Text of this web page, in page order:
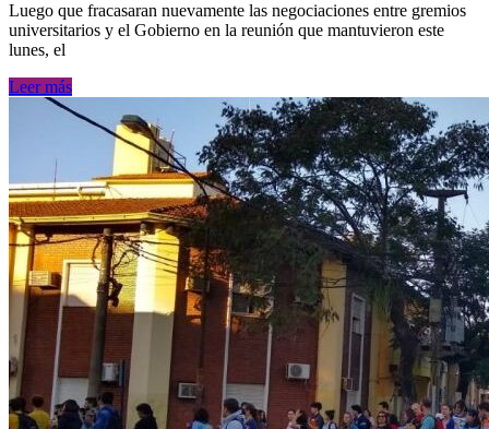
Luego que fracasaran nuevamente las negociaciones entre gremios
universitarios y el Gobierno en la reunión que mantuvieron este
lunes, el
Leer más